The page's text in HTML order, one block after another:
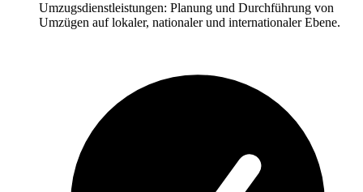
Umzugsdienstleistungen: Planung und Durchführung von
Umzügen auf lokaler, nationaler und internationaler Ebene.